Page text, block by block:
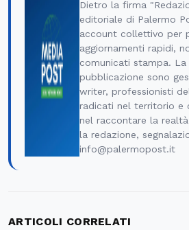
Dietro la firma
editoriale di Palermo
account collettivo per
aggiornamenti rapidi,
comunicati stampa.
pubblicazione sono
writer, professionisti
radicati nel territorio e
nel raccontare la
la redazione,
info@palermopost.it
ARTICOLI CORRELATI